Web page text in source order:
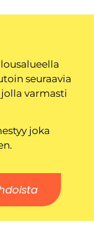
seuraavia
varmasti
joka